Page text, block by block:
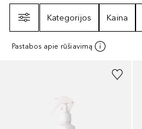
Kategorijos
Kaina
Pastabos apie rūšiavimą